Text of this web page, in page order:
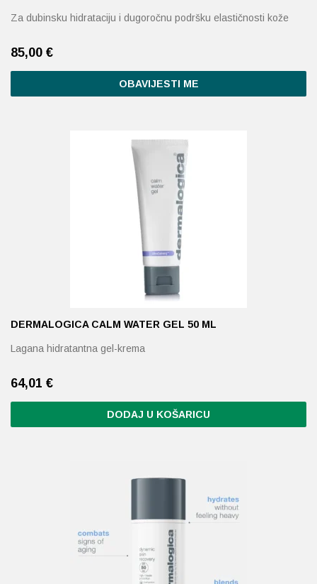
Za dubinsku hidrataciju i dugoročnu podršku elastičnosti kože
85,00 €
OBAVIJESTI ME
DERMALOGICA CALM WATER GEL 50 ML
Lagana hidratantna gel-krema
64,01 €
DODAJ U KOŠARICU